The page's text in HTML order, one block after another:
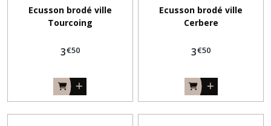
Ecusson brodé ville
Tourcoing
3€50
Ecusson brodé ville
Cerbere
3€50